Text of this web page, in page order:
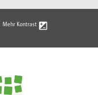
Mehr Kontrast